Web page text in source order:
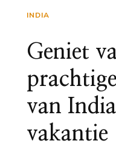
INDIA
Geniet
van
vakantie